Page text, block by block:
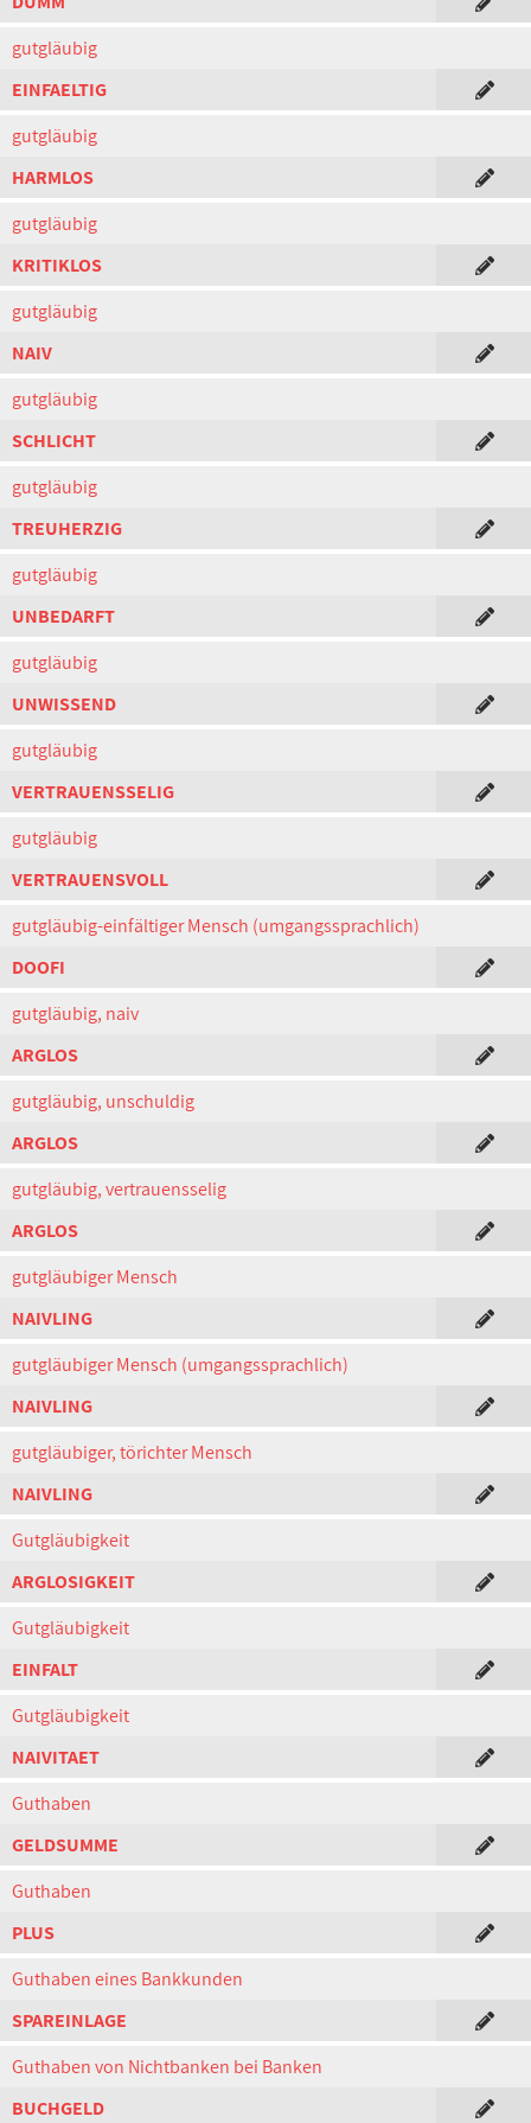
gutgläubig
EINFAELTIG
gutgläubig
HARMLOS
gutgläubig
KRITIKLOS
gutgläubig
NAIV
gutgläubig
SCHLICHT
gutgläubig
TREUHERZIG
gutgläubig
UNBEDARFT
gutgläubig
UNWISSEND
gutgläubig
VERTRAUENSSELIG
gutgläubig
VERTRAUENSVOLL
gutgläubig-einfältiger Mensch (umgangssprachlich)
DOOFI
gutgläubig, naiv
ARGLOS
gutgläubig, unschuldig
ARGLOS
gutgläubig, vertrauensselig
ARGLOS
gutgläubiger Mensch
NAIVLING
gutgläubiger Mensch (umgangssprachlich)
NAIVLING
gutgläubiger, törichter Mensch
NAIVLING
Gutgläubigkeit
ARGLOSIGKEIT
Gutgläubigkeit
EINFALT
Gutgläubigkeit
NAIVITAET
Guthaben
GELDSUMME
Guthaben
PLUS
Guthaben eines Bankkunden
SPAREINLAGE
Guthaben von Nichtbanken bei Banken
BUCHGELD